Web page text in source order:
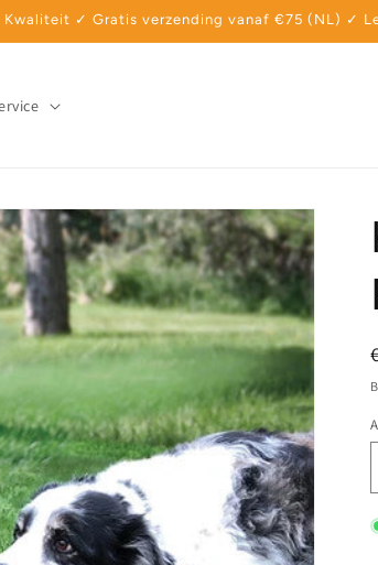
Kwaliteit ✓ Gratis verzending vanaf €75 (NL) ✓